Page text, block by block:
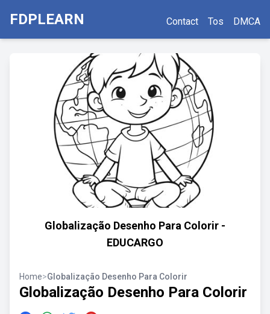
FDPLEARN Contact Tos DMCA
Globalização Desenho Para Colorir -
EDUCARGO
Home>Globalização Desenho Para Colorir
Globalização Desenho Para Colorir